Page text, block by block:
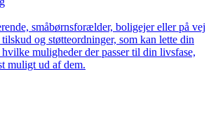
småbørnsforælder, boligejer eller på vej
og støtteordninger, som kan lette din
muligheder der passer til din livsfase,
muligt ud af dem.